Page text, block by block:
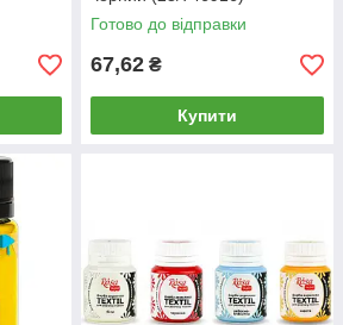
Готово до відправки
67,62 ₴
Купити